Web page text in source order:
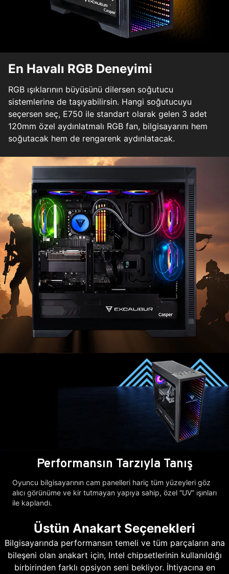
En Havalı RGB Deneyimi
RGB ışıklarının büyüsünü dilersen soğutucu
sistemlerine de taşıyabilirsin. Hangi soğutucuyu
seçersen seç, E750 ile standart olarak gelen 3 adet
120mm özel aydınlatmalı RGB fan, bilgisayarını hem
soğutacak hem de rengarenk aydınlatacak.
Performansın Tarzıyla Tanış
Oyuncu bilgisayarının cam panelleri hariç tüm yüzeyleri göz
alıcı görünüme ve kir tutmayan yapıya sahip, özel “UV” ışınları
ile kaplandı.
Üstün Anakart Seçenekleri
Bilgisayarında performansın temeli ve tüm parçaların ana
bileşeni olan anakart için, Intel chipsetlerinin kullanıldığı
birbirinden farklı opsiyon seni bekliyor. İhtiyacına en